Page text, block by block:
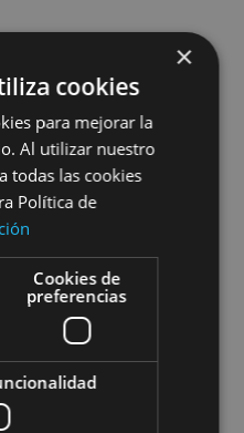
salud a las personas a
×
cookies
para mejorar la
Al utilizar nuestro
todas las cookies
Política de
Cookies de
preferencias